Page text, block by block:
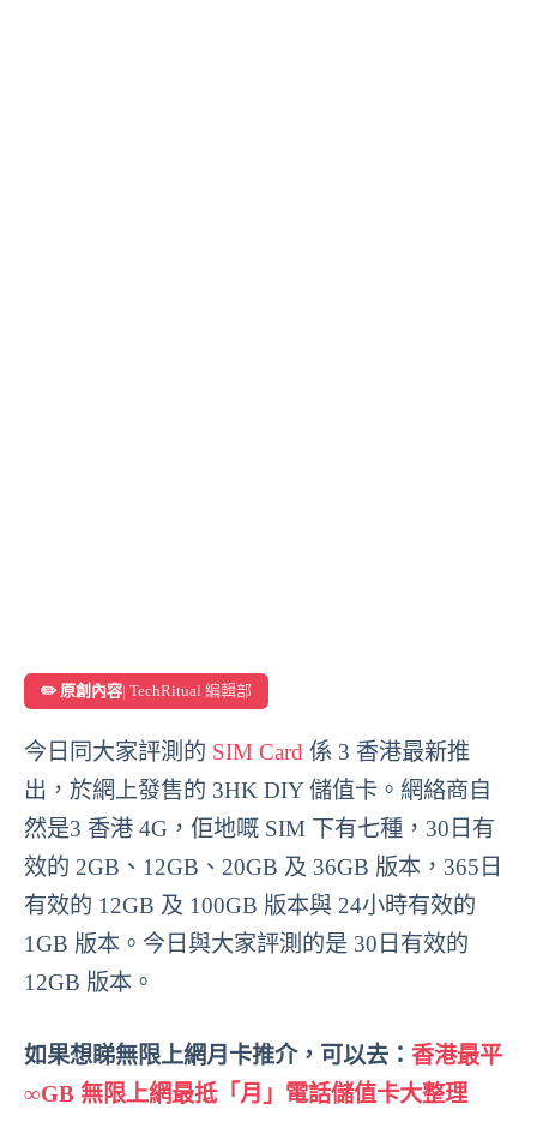
✏️ 原創內容| TechRitual 編輯部
今日同大家評測的 SIM Card 係 3 香港最新推
出，於網上發售的 3HK DIY 儲值卡。網絡商自
然是3 香港 4G，佢地嘅 SIM 下有七種，30日有
效的 2GB、12GB、20GB 及 36GB 版本，365日
有效的 12GB 及 100GB 版本與 24小時有效的
1GB 版本。今日與大家評測的是 30日有效的
12GB 版本。
如果想睇無限上網月卡推介，可以去： 香港最平
∞GB 無限上網最抵「月」電話儲值卡大整理